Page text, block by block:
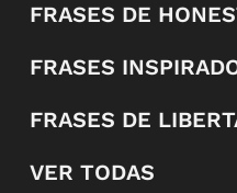
FRASES DE
FRASES
FRASES DE
VER TODAS